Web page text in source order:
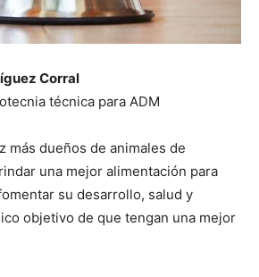
Corral
técnica para ADM
más dueños de animales de
una mejor alimentación para
su desarrollo, salud y
objetivo de que tengan una mejor